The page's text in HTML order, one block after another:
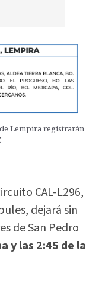
Lempira registrarán
CAL-L296,
dejará sin
de San Pedro
y las 2:45 de la